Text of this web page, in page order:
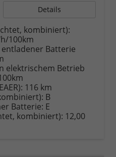
Details
kombiniert):
100km
Batterie
elektrischem Betrieb
116 km
B
Batterie: E
kombiniert): 12,00